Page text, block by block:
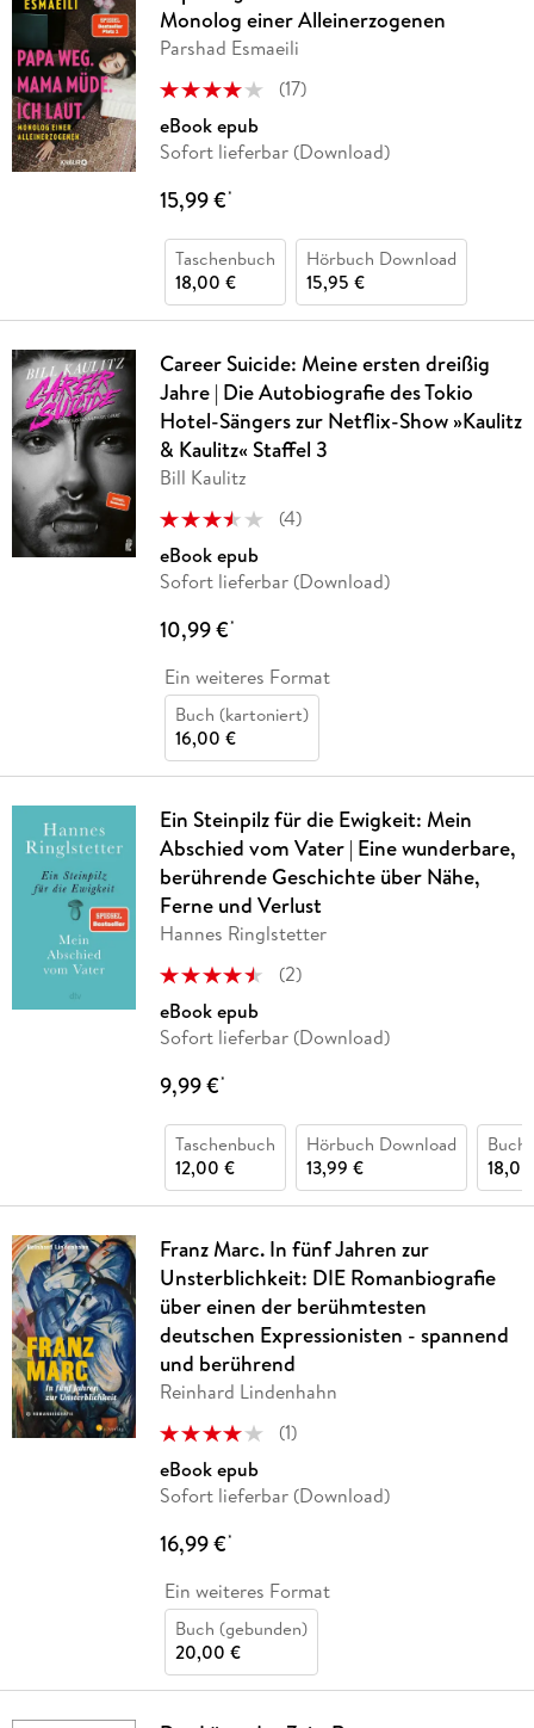
Monolog einer Alleinerzogenen
Parshad Esmaeili
(17)
eBook epub
Sofort lieferbar (Download)
15,99 €*
Taschenbuch
18,00 €
Hörbuch Download
15,95 €
Career Suicide: Meine ersten dreißig
Jahre | Die Autobiografie des Tokio
Hotel-Sängers zur Netflix-Show »Kaulitz
& Kaulitz« Staffel 3
Bill Kaulitz
(4)
eBook epub
Sofort lieferbar (Download)
10,99 €*
Ein weiteres Format
Buch (kartoniert)
16,00 €
Ein Steinpilz für die Ewigkeit: Mein
Abschied vom Vater | Eine wunderbare,
berührende Geschichte über Nähe,
Ferne und Verlust
Hannes Ringlstetter
(2)
eBook epub
Sofort lieferbar (Download)
9,99 €*
Taschenbuch
12,00 €
Hörbuch Download
13,99 €
Buch
Franz Marc. In fünf Jahren zur
Unsterblichkeit: DIE Romanbiografie
über einen der berühmtesten
deutschen Expressionisten - spannend
und berührend
Reinhard Lindenhahn
(1)
eBook epub
Sofort lieferbar (Download)
16,99 €*
Ein weiteres Format
Buch (gebunden)
20,00 €